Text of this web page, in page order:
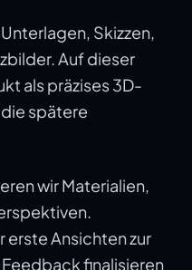
Skizzen,
Auf dieser
als präzises 3D-
spätere
wir Materialien,
erste Ansichten zur
finalisieren